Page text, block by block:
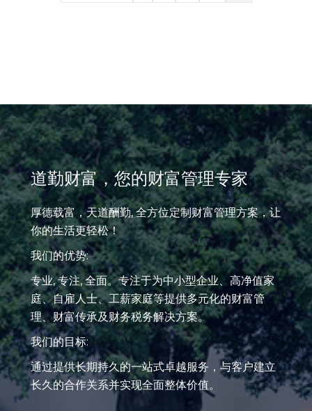
道勤财富，您的财富管理专家
厚德载富，天道酬勤, 全方位定制财富管理方案，让
你的生活更轻松！
我们的优势:
专业, 专注, 全面。专注于为中小型企业、高净值家
庭、自雇人士、工薪家庭等提供多元化的财富管
理、财富传承及财务税务解决方案。
我们的目标:
通过提供长期持久的一站式卓越服务，与客户建立
长久的合作关系并实现全面整体价值。